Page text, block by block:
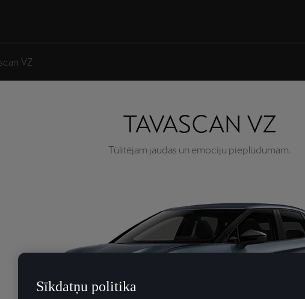
VZ
TAVASCAN VZ
Tūlītējam jaudas un emociju pieplūdumam.
Sīkdatņu politika